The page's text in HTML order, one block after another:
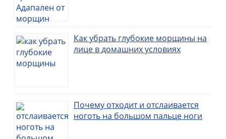
Как убрать глубокие морщины на
лице в домашних условиях
Почему отходит и отслаивается
ноготь на большом пальце ноги